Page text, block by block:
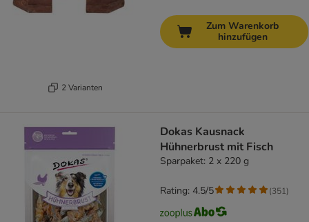
2 Varianten
Zum Warenkorb
hinzufügen
Dokas Kausnack
Hühnerbrust mit Fisch
Sparpaket: 2 x 220 g
Rating: 4.5/5 (351)